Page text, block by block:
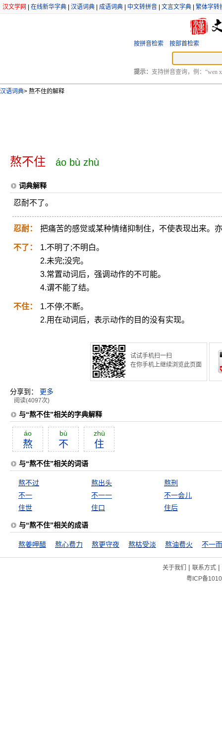
汉文学网 在线新华字典 汉语词典 成语词典 中文转拼音 文言文字典 繁体字转
按拼音检索 按部首检索
提示： 支持拼音查询，例：“wen
汉语词典> 熬不住的解释
熬不住 áo bù zhù
词典解释
忍耐不了。
忍耐： 把痛苦的感觉或某种情绪抑制住，不使表现出来。
不了：
1.不明了;不明白。
2.未完;没完。
3.常置动词后，强调动作的不可能。
4.谓不能了结。
不住：
1.不停;不断。
2.用在动词后，表示动作的目的没有实现。
试试手机扫一扫
在你手机上继续浏览此页面
分享到： 更多
阅读(4097次)
与“熬不住”相关的字典解释
áo
熬
bù
不
zhù
住
与“熬不住”相关的词语
熬不过 熬出头
熬刑
不一
不一一
不一会儿
住世
住口 住后
与“熬不住”相关的成语
熬姜呷醋 熬心费力 熬更守夜 熬枯受淡 熬油费火 不一
关于我们 | 联系方式|
粤ICP备